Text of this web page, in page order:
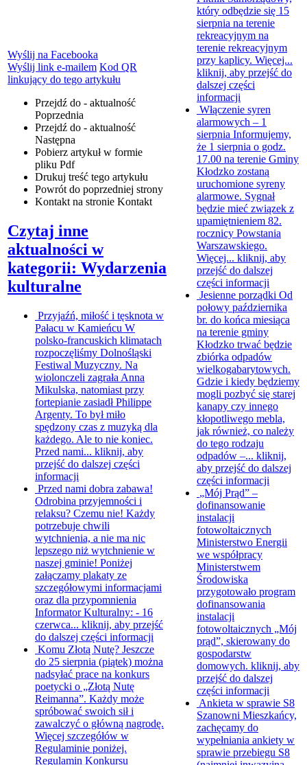
Wyślij na Facebooka
Wyślij link e-mailem Kod QR
linkujący do tego artykułu
Przejdź do - aktualność
Poprzednia
Przejdź do - aktualność
Następna
Pobierz artykuł w formie
pliku Pdf
Drukuj treść tego artykułu
Powrót do poprzedniej strony
Kontakt na stronie Kontakt
Czytaj inne
aktualności w
kategorii: Wydarzenia
kulturalne
Przyjaźń, miłość i tęsknota w
Pałacu w Kamieńcu W
polsko-francuskich klimatach
rozpoczęliśmy Dolnośląski
Festiwal Muzyczny. Na
wiolonczeli zagrała Anna
Mikulska, natomiast przy
fortepianie zasiadł Philippe
Argenty. To był miło
spędzony czas z muzyką dla
każdego. Ale to nie koniec.
Przed nami... kliknij, aby
przejść do dalszej części
informacji
Przed nami dobra zabawa!
Odrobina przyjemności i
relaksu? Czemu nie! Każdy
potrzebuje chwili
wytchnienia, a nie ma nic
lepszego niż wytchnienie w
naszej gminie! Poniżej
załączamy plakaty ze
szczegółowymi informacjami
oraz dla przypomnienia
Informator Kulturalny: - 16
czerwca... kliknij, aby przejść
do dalszej części informacji
Komu Złotą Nutę? Jeszcze
do 25 sierpnia (piątek) można
nadsyłać prace na konkurs
poetycki o „Złotą Nutę
Reimanna”. Każdy może
spróbować swoich sił i
zawalczyć o główną nagrodę.
Więcej szczegółów w
Regulaminie poniżej.
Regulamin Konkursu
który odbędzie się 15
sierpnia na terenie
rekreacyjnym na
terenie rekreacyjnym
przy kaplicy. Więcej...
kliknij, aby przejść do
dalszej części
informacji
Włączenie syren
alarmowych – 1
sierpnia Informujemy,
że 1 sierpnia o godz.
17.00 na terenie Gminy
Kłodzko zostaną
uruchomione syreny
alarmowe. Sygnał
będzie mieć związek z
upamiętnieniem 82.
rocznicy Powstania
Warszawskiego.
Więcej... kliknij, aby
przejść do dalszej
części informacji
Jesienne porządki Od
połowy października
br. do końca miesiąca
na terenie gminy
Kłodzko trwać będzie
zbiórka odpadów
wielkogabarytowych.
Gdzie i kiedy będziemy
mogli pozbyć się starej
kanapy czy innego
kłopotliwego mebla,
jak również, co należy
do tego rodzaju
odpadów –... kliknij,
aby przejść do dalszej
części informacji
„Mój Prąd” –
dofinansowanie
instalacji
fotowoltaicznych
Ministerstwo Energii
we współpracy
Ministerstwem
Środowiska
przygotowało program
dofinansowania
instalacji
fotowoltaicznych „Mój
prąd”, skierowany do
gospodarstw
domowych. kliknij, aby
przejść do dalszej
części informacji
Ankieta w sprawie S8
Szanowni Mieszkańcy,
zachęcamy do
wypełniania ankiety w
sprawie przebiegu S8